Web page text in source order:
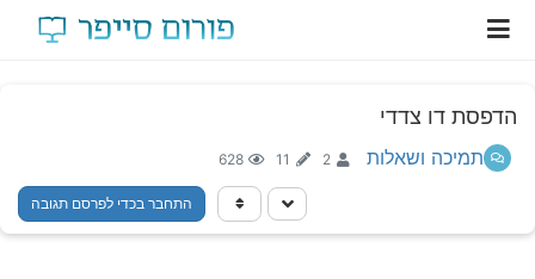
הדפסת דו צדדי
תמיכה ושאלות 2
11
628
התחבר בכדי לפרסם תגובה